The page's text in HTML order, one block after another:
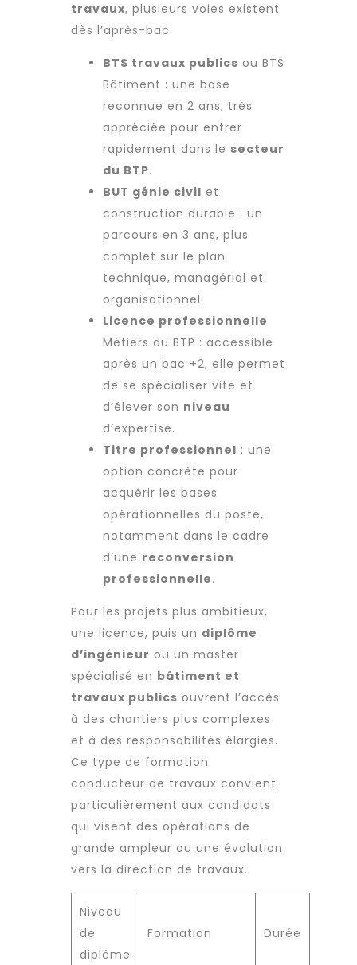
travaux, plusieurs voies existent
dès l’après-bac.
BTS travaux publics ou BTS
Bâtiment : une base
reconnue en 2 ans, très
appréciée pour entrer
rapidement dans le secteur
du BTP.
BUT génie civil et
construction durable : un
parcours en 3 ans, plus
complet sur le plan
technique, managérial et
organisationnel.
Licence professionnelle
Métiers du BTP : accessible
après un bac +2, elle permet
de se spécialiser vite et
d’élever son niveau
d’expertise.
Titre professionnel : une
option concrète pour
acquérir les bases
opérationnelles du poste,
notamment dans le cadre
d’une reconversion
professionnelle.
Pour les projets plus ambitieux,
une licence, puis un diplôme
d’ingénieur ou un master
spécialisé en bâtiment et
travaux publics ouvrent l’accès
à des chantiers plus complexes
et à des responsabilités élargies.
Ce type de formation
conducteur de travaux convient
particulièrement aux candidats
qui visent des opérations de
grande ampleur ou une évolution
vers la direction de travaux.
Niveau
de
diplôme
Formation Durée